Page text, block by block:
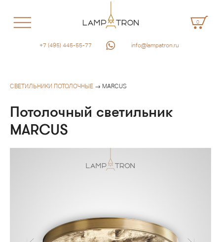
0
+7 (495) 445-55-77 info@lampatron.ru
СВЕТИЛЬНИКИ ПОТОЛОЧНЫЕ → MARCUS
Потолочный светильник
MARCUS